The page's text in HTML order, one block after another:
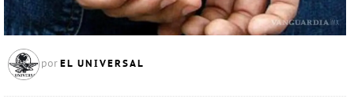
por EL UNIVERSAL